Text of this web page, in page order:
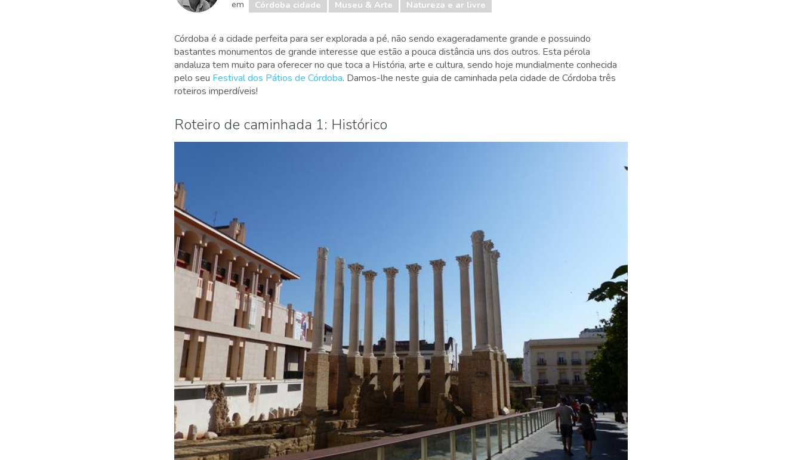
em
Córdoba cidade Museu & Arte Natureza e ar livre
Córdoba é a cidade perfeita para ser explorada a pé, não sendo exageradamente grande e possuindo
bastantes monumentos de grande interesse que estão a pouca distância uns dos outros. Esta pérola
andaluza tem muito para oferecer no que toca a História, arte e cultura, sendo hoje mundialmente conhecida
pelo seu Festival dos Pátios de Córdoba. Damos-lhe neste guia de caminhada pela cidade de Córdoba três
roteiros imperdíveis!
Roteiro de caminhada 1: Histórico